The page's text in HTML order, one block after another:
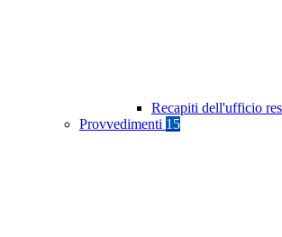
Recapiti dell'ufficio
Provvedimenti 15